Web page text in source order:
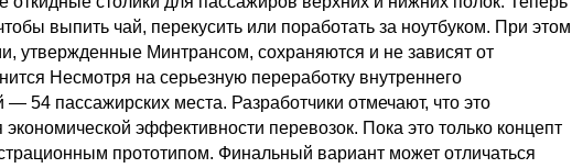
выпить чай, перекусить или поработать за ноутбуком. При этом
утвержденные Минтрансом, сохраняются и не зависят от
Несмотря на серьезную переработку внутреннего
54 пассажирских места. Разработчики отмечают, что это
эффективности перевозок. Пока это только концепт
прототипом. Финальный вариант может отличаться